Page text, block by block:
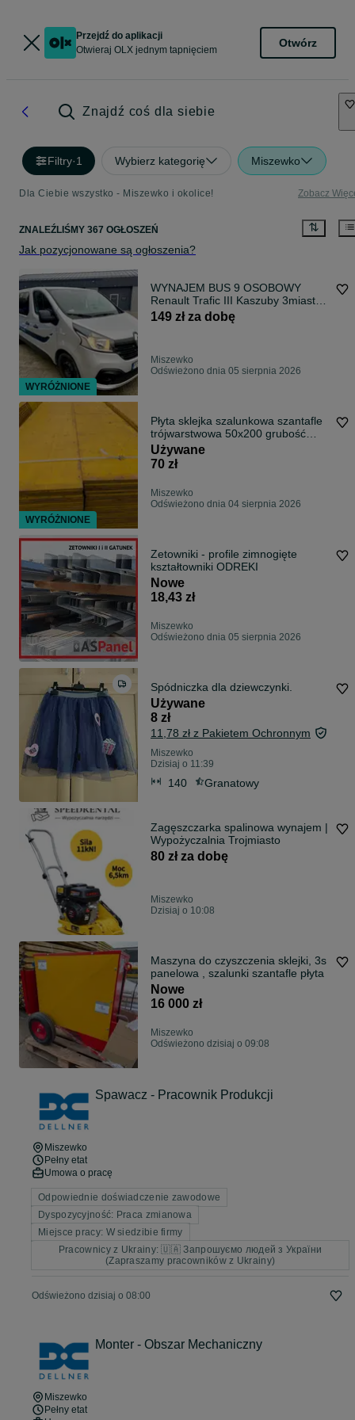
Przejdź do aplikacji
Otwieraj OLX jednym tapnięciem
Otwórz
Znajdź coś dla siebie
Filtry·1 Wybierz kategorię Miszewko
Dla Ciebie wszystko - Miszewko i okolice! Zobacz
ZNALEŹLIŚMY 367 OGŁOSZEŃ
Jak pozycjonowane są ogłoszenia?
WYNAJEM BUS 9 OSOBOWY
Renault Trafic III Kaszuby 3miasto
Wolne Terminy
149 zł za dobę
Miszewko
Odświeżono dnia 05 sierpnia 2026
Płyta sklejka szalunkowa szantafle
trójwarstwowa 50x200 grubość
21mm
Używane
70 zł
Miszewko
Odświeżono dnia 04 sierpnia 2026
Zetowniki - profile zimnogięte
kształtowniki ODREKI
Nowe
18,43 zł
Miszewko
Odświeżono dnia 05 sierpnia 2026
Spódniczka dla dziewczynki.
Używane
8 zł
11,78 zł z Pakietem Ochronnym
Miszewko
Dzisiaj o 11:39
140 Granatowy
Zagęszczarka spalinowa wynajem |
Wypożyczalnia Trojmiasto
80 zł za dobę
Miszewko
Dzisiaj o 10:08
Maszyna do czyszczenia sklejki, 3s
panelowa , szalunki szantafle płyta
Nowe
16 000 zł
Miszewko
Odświeżono dzisiaj o 09:08
Spawacz - Pracownik Produkcji
Miszewko
Pełny etat
Umowa o pracę
Odpowiednie doświadczenie zawodowe
Dyspozycyjność: Praca zmianowa
Miejsce pracy: W siedzibie firmy
Pracownicy z Ukrainy: 🇺🇦 Запрошуємо людей з України
(Zapraszamy pracowników z Ukrainy)
Odświeżono dzisiaj o 08:00
Monter - Obszar Mechaniczny
Miszewko
Pełny etat
WYRÓŻNIONE
WYRÓŻNIONE